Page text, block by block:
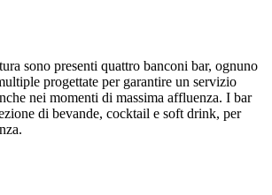
sono presenti quattro banconi bar, ognuno
progettate per garantire un servizio
nei momenti di massima affluenza. I bar
di bevande, cocktail e soft drink, per